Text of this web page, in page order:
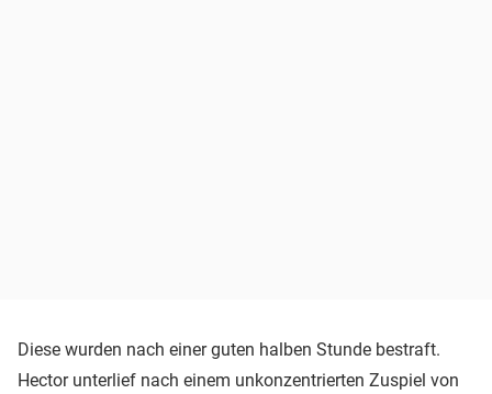
Diese wurden nach einer guten halben Stunde bestraft.
Hector unterlief nach einem unkonzentrierten Zuspiel von